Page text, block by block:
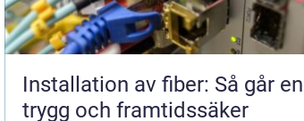
Installation av fiber: Så går en
trygg och framtidssäker